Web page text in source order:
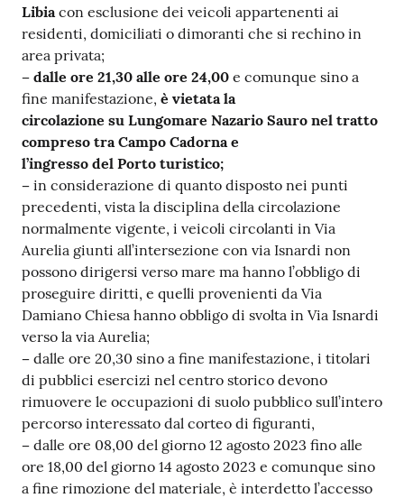
Libia con esclusione dei veicoli appartenenti ai
residenti, domiciliati o dimoranti che si rechino in
area privata;
– dalle ore 21,30 alle ore 24,00 e comunque sino a
fine manifestazione, è vietata la
circolazione su Lungomare Nazario Sauro nel tratto
compreso tra Campo Cadorna e
l’ingresso del Porto turistico;
– in considerazione di quanto disposto nei punti
precedenti, vista la disciplina della circolazione
normalmente vigente, i veicoli circolanti in Via
Aurelia giunti all’intersezione con via Isnardi non
possono dirigersi verso mare ma hanno l’obbligo di
proseguire diritti, e quelli provenienti da Via
Damiano Chiesa hanno obbligo di svolta in Via Isnardi
verso la via Aurelia;
– dalle ore 20,30 sino a fine manifestazione, i titolari
di pubblici esercizi nel centro storico devono
rimuovere le occupazioni di suolo pubblico sull’intero
percorso interessato dal corteo di figuranti,
– dalle ore 08,00 del giorno 12 agosto 2023 fino alle
ore 18,00 del giorno 14 agosto 2023 e comunque sino
a fine rimozione del materiale, è interdetto l’accesso